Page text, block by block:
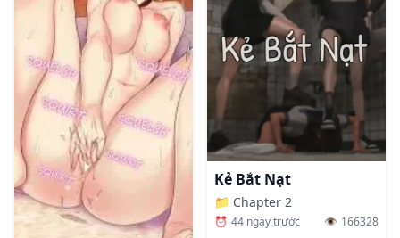
Kẻ Bắt Nạt
📁 Chapter 2
⏰ 44 ngày trước 👁️ 166328